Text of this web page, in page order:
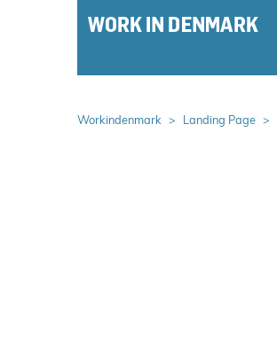
Workindenmark Landing Page